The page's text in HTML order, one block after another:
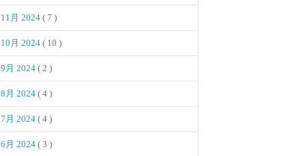
11月 2024 ( 7 )
10月 2024 ( 10 )
9月 2024 ( 2 )
8月 2024 ( 4 )
7月 2024 ( 4 )
6月 2024 ( 3 )